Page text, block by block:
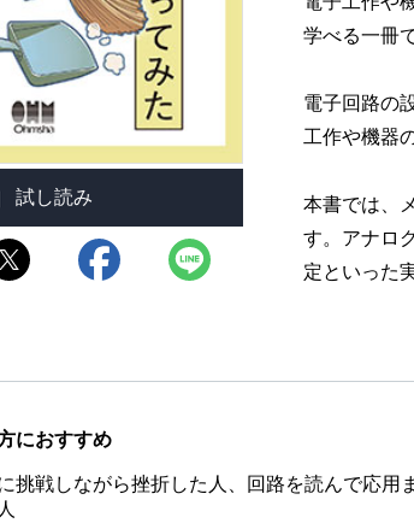
試し読み
学べる一冊
電子回路の
工作や機器
本書では、
す。アナロ
定といった
におすすめ
挑戦しながら挫折した人、回路を読んで応